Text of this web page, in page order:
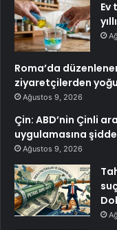
Ev
Roma’da
ziyaretçilerden
Ağustos 9, 2026
Çin: ABD’nin Çinli
uygulamasına
Ağustos 9, 2026